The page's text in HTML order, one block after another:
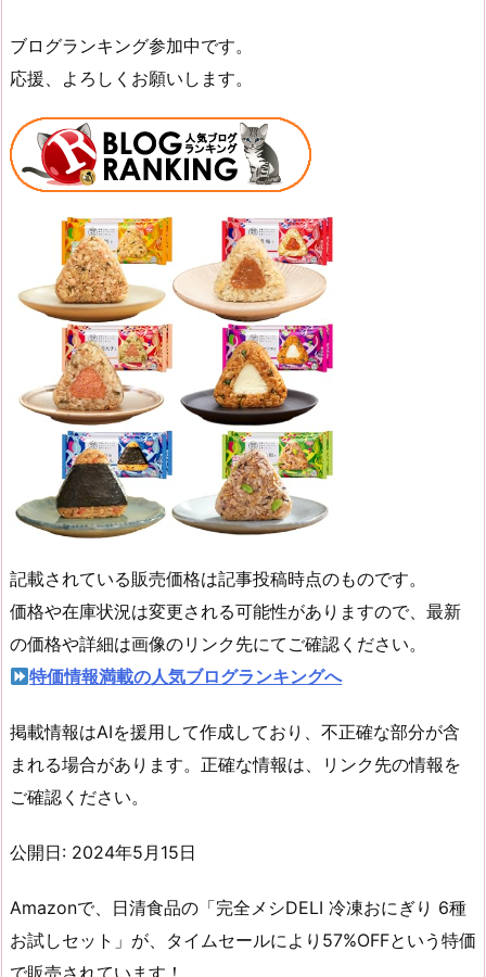
ブログランキング参加中です。
応援、よろしくお願いします。
記載されている販売価格は記事投稿時点のものです。
価格や在庫状況は変更される可能性がありますので、最新
の価格や詳細は画像のリンク先にてご確認ください。
特価情報満載の人気ブログランキングへ
掲載情報はAIを援用して作成しており、不正確な部分が含
まれる場合があります。正確な情報は、リンク先の情報を
ご確認ください。
公開日: 2024年5月15日
Amazonで、日清食品の「完全メシDELI 冷凍おにぎり 6種
お試しセット」が、 タイムセールにより 57%OFFという 特価
で販売されています！